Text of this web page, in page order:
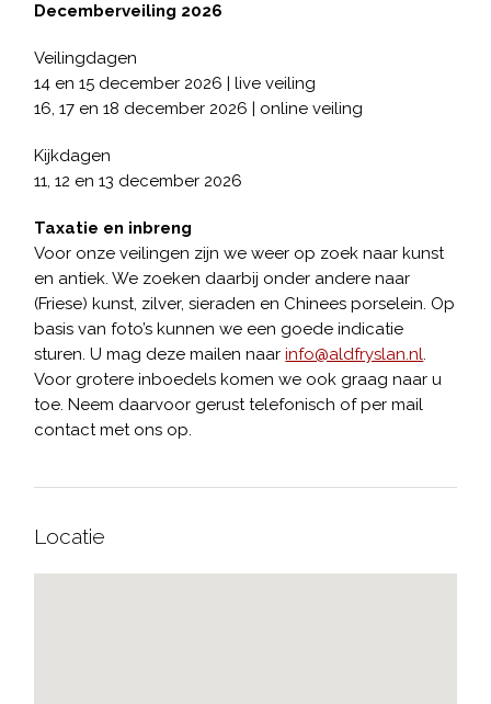
Decemberveiling 2026
Veilingdagen
14 en 15 december 2026 | live veiling
16, 17 en 18 december 2026 | online veiling
Kijkdagen
11, 12 en 13 december 2026
Taxatie en inbreng
Voor onze veilingen zijn we weer op zoek naar kunst
en antiek. We zoeken daarbij onder andere naar
(Friese) kunst, zilver, sieraden en Chinees porselein. Op
basis van foto’s kunnen we een goede indicatie
sturen. U mag deze mailen naarinfo@aldfryslan.nl.
Voor grotere inboedels komen we ook graag naar u
toe. Neem daarvoor gerust telefonisch of per mail
contact met ons op.
Locatie